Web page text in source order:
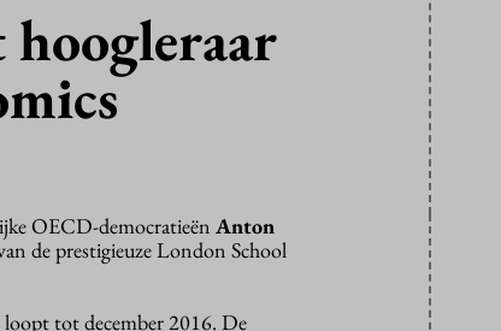
OECD-democratieën Anton
de prestigieuze London School
tot december 2016. De